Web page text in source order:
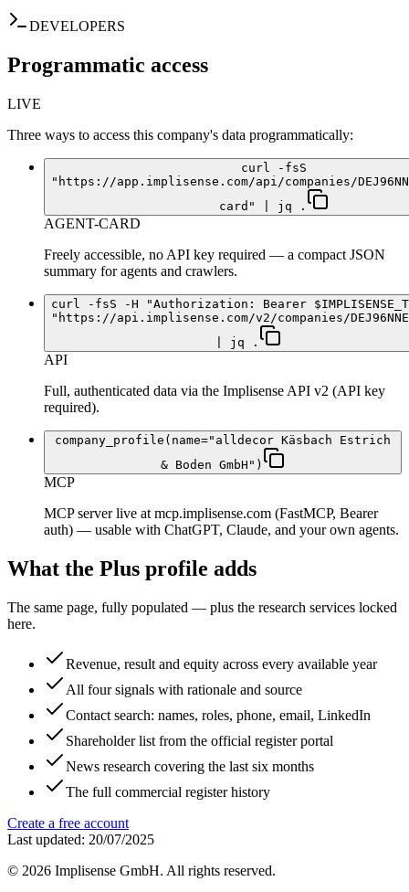
DEVELOPERS
Programmatic access
LIVE
Three ways to access this company's data programmatically:
curl -fsS
"https://app.implisense.com/api/companies/
card" | jq .
AGENT-CARD
Freely accessible, no API key required — a compact JSON
summary for agents and crawlers.
curl -fsS -H "Authorization: Bearer
"https://api.implisense.com/v2/companies/
| jq .
API
Full, authenticated data via the Implisense API v2 (API key
required).
company_profile(name="alldecor Käsbach Estrich
& Boden GmbH")
MCP
MCP server live at mcp.implisense.com (FastMCP, Bearer
auth) — usable with ChatGPT, Claude, and your own agents.
What the Plus profile adds
The same page, fully populated — plus the research services locked
here.
Revenue, result and equity across every available year
All four signals with rationale and source
Contact search: names, roles, phone, email, LinkedIn
Shareholder list from the official register portal
News research covering the last six months
The full commercial register history
Create a free account
Last updated: 20/07/2025
© 2026 Implisense GmbH. All rights reserved.